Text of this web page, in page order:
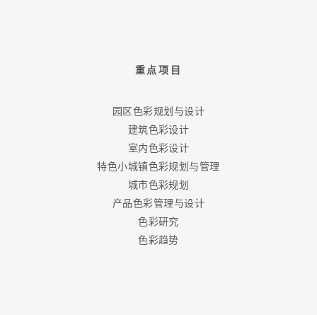
重点项目
园区色彩规划与设计
建筑色彩设计
室内色彩设计
特色小城镇色彩规划与管理
城市色彩规划
产品色彩管理与设计
色彩研究
色彩趋势